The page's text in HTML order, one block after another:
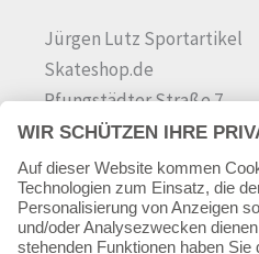
Jürgen Lutz Sportartikel
Skateshop.de
Pfungstädter Straße 7
64342 Seeheim-Jugenheim
Tel.06257 868181
Mail:info@skateshop.de